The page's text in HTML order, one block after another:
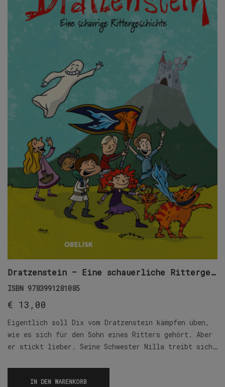
Dratzenstein – Eine schauerliche Rittergeschichte
ISBN 9783991281085
€ 13,00
Eigentlich soll Dix vom Dratzenstein kämpfen üben,
wie es sich für den Sohn eines Ritters gehört. Aber
er stickt lieber. Seine Schwester Nilla treibt sich…
IN DEN WARENKORB